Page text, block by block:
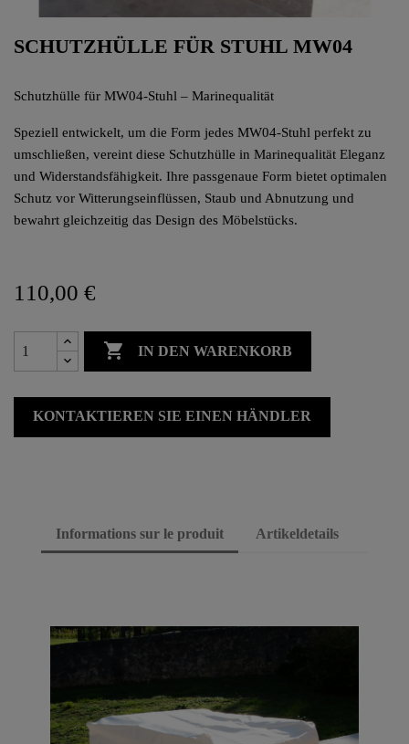
SCHUTZHÜLLE FÜR STUHL MW04
Schutzhülle für MW04-Stuhl – Marinequalität
Speziell entwickelt, um die Form jedes MW04-Stuhl perfekt zu
umschließen, vereint diese Schutzhülle in Marinequalität Eleganz
und Widerstandsfähigkeit. Ihre passgenaue Form bietet optimalen
Schutz vor Witterungseinflüssen, Staub und Abnutzung und
bewahrt gleichzeitig das Design des Möbelstücks.
110,00 €
 IN DEN WARENKORB
KONTAKTIEREN SIE EINEN HÄNDLER
Informations sur le produit Artikeldetails